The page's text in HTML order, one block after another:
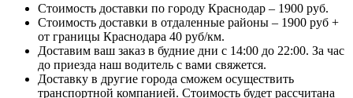
Стоимость доставки по городу Краснодар – 1900 руб.
Стоимость доставки в отдаленные районы – 1900 руб +
от границы Краснодара 40 руб/км.
Доставим ваш заказ в будние дни с 14:00 до 22:00. За час
до приезда наш водитель с вами свяжется.
Доставку в другие города сможем осуществить
транспортной компанией. Стоимость будет рассчитана